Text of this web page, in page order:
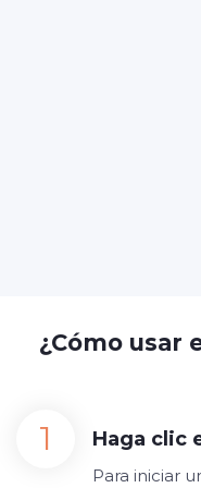
¿Cómo usar
Haga clic
Para iniciar